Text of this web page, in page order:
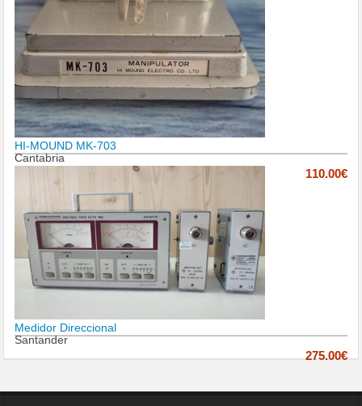
HI-MOUND MK-703
Cantabria
110.00€
Medidor Direccional
Santander
275.00€